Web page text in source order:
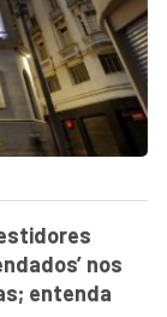
nos
entenda